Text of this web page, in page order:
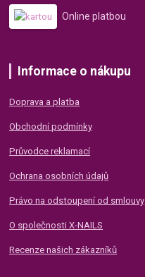
Online platbou
Informace o nákupu
Doprava a platba
Obchodní podmínky
Průvodce reklamací
Ochrana osobních údajů
Právo na odstoupení od smlouvy
O společnosti X-NAILS
Recenze našich zákazníků